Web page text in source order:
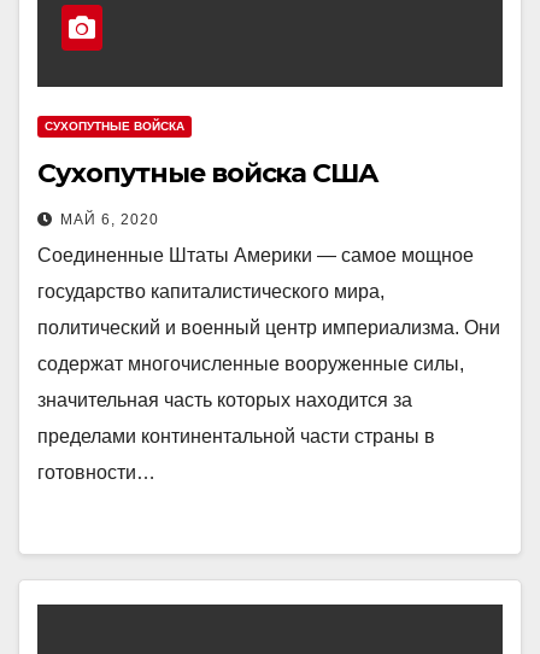
СУХОПУТНЫЕ ВОЙСКА
Сухопутные войска США
МАЙ 6, 2020
Соединенные Штаты Америки — самое мощное
государство капиталистического мира,
политический и военный центр империализма. Они
содержат многочисленные вооруженные силы,
значительная часть которых находится за
пределами континентальной части страны в
готовности…